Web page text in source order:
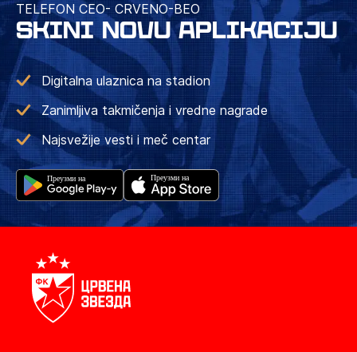
TELEFON CEO- CRVENO-BEO
SKINI NOVU APLIKACIJU
Digitalna ulaznica na stadion
Zanimljiva takmičenja i vredne nagrade
Najsvežije vesti i meč centar